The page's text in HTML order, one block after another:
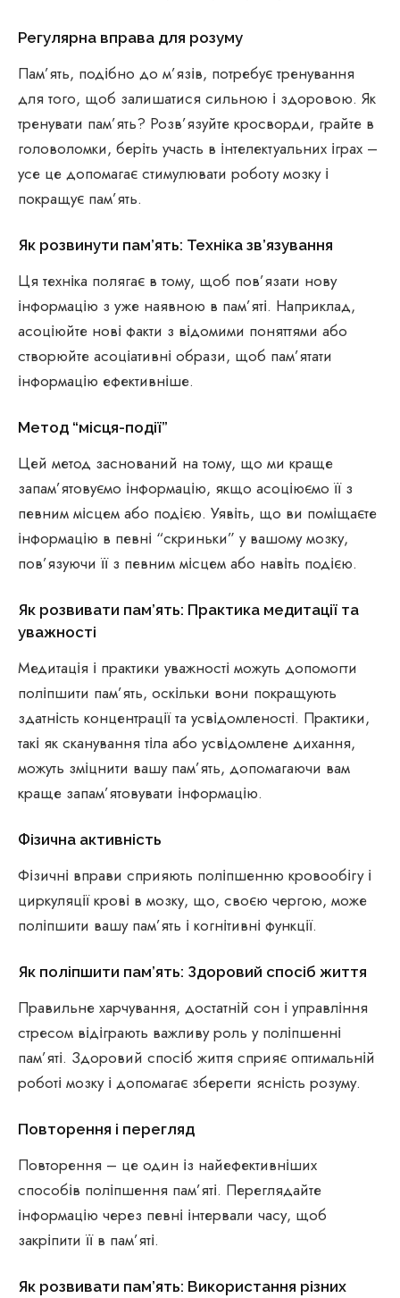
Регулярна вправа для розуму
Пам’ять, подібно до м’язів, потребує тренування
для того, щоб залишатися сильною і здоровою. Як
тренувати пам’ять? Розв’язуйте кросворди, грайте в
головоломки, беріть участь в інтелектуальних іграх –
усе це допомагає стимулювати роботу мозку і
покращує пам’ять.
Як розвинути пам’ять: Техніка зв’язування
Ця техніка полягає в тому, щоб пов’язати нову
інформацію з уже наявною в пам’яті. Наприклад,
асоціюйте нові факти з відомими поняттями або
створюйте асоціативні образи, щоб пам’ятати
інформацію ефективніше.
Метод “місця-події”
Цей метод заснований на тому, що ми краще
запам’ятовуємо інформацію, якщо асоціюємо її з
певним місцем або подією. Уявіть, що ви поміщаєте
інформацію в певні “скриньки” у вашому мозку,
пов’язуючи її з певним місцем або навіть подією.
Як розвивати пам’ять: Практика медитації та
уважності
Медитація і практики уважності можуть допомогти
поліпшити пам’ять, оскільки вони покращують
здатність концентрації та усвідомленості. Практики,
такі як сканування тіла або усвідомлене дихання,
можуть зміцнити вашу пам’ять, допомагаючи вам
краще запам’ятовувати інформацію.
Фізична активність
Фізичні вправи сприяють поліпшенню кровообігу і
циркуляції крові в мозку, що, своєю чергою, може
поліпшити вашу пам’ять і когнітивні функції.
Як поліпшити пам’ять: Здоровий спосіб життя
Правильне харчування, достатній сон і управління
стресом відіграють важливу роль у поліпшенні
пам’яті. Здоровий спосіб життя сприяє оптимальній
роботі мозку і допомагає зберегти ясність розуму.
Повторення і перегляд
Повторення – це один із найефективніших
способів поліпшення пам’яті. Переглядайте
інформацію через певні інтервали часу, щоб
закріпити її в пам’яті.
Як розвивати пам’ять: Використання різних